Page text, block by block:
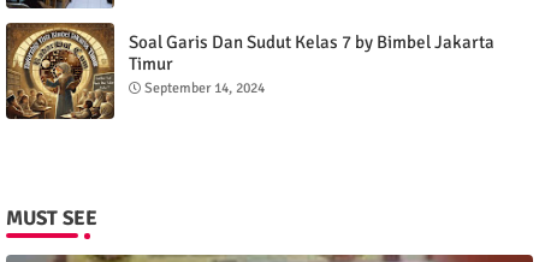
Soal Garis Dan Sudut Kelas 7 by Bimbel Jakarta
Timur
September 14, 2024
MUST SEE